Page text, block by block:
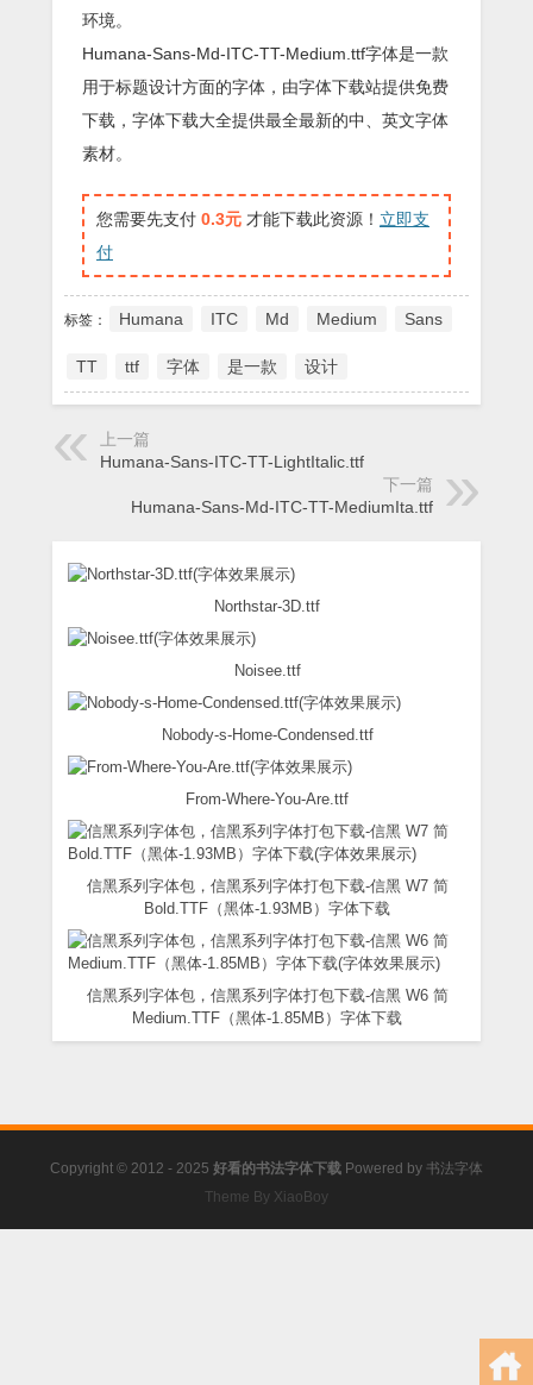
环境。
Humana-Sans-Md-ITC-TT-Medium.ttf字体是一款
用于标题设计方面的字体，由字体下载站提供免费
下载，字体下载大全提供最全最新的中、英文字体
素材。
您需要先支付 0.3元 才能下载此资源！ 立即支
付
标签： Humana ITC Md Medium Sans
TT ttf 字体 是一款 设计
上一篇
Humana-Sans-ITC-TT-LightItalic.ttf
下一篇
Humana-Sans-Md-ITC-TT-MediumIta.ttf
Northstar-3D.ttf
Noisee.ttf
Nobody-s-Home-Condensed.ttf
From-Where-You-Are.ttf
信黑系列字体包，信黑系列字体打包下载-信黑 W7 简
Bold.TTF（黑体-1.93MB）字体下载
信黑系列字体包，信黑系列字体打包下载-信黑 W6 简
Medium.TTF（黑体-1.85MB）字体下载
Copyright © 2012 - 2025 好看的书法字体下载 Powered by 书法字体
Theme By XiaoBoy